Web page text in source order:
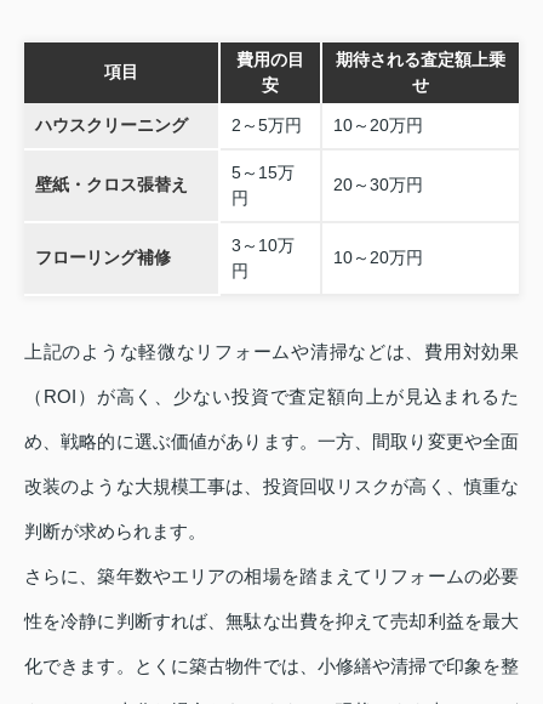
項目
費用の目
安
期待される査定額上乗
せ
ハウスクリーニング 2～5万円 10～20万円
壁紙・クロス張替え
5～15万
円
20～30万円
フローリング補修
3～10万
円
10～20万円
上記のような軽微なリフォームや清掃などは、費用対効果
（ROI）が高く、少ない投資で査定額向上が見込まれるた
め、戦略的に選ぶ価値があります。一方、間取り変更や全面
改装のような大規模工事は、投資回収リスクが高く、慎重な
判断が求められます。
さらに、築年数やエリアの相場を踏まえてリフォームの必要
性を冷静に判断すれば、無駄な出費を抑えて売却利益を最大
化できます。とくに築古物件では、小修繕や清掃で印象を整